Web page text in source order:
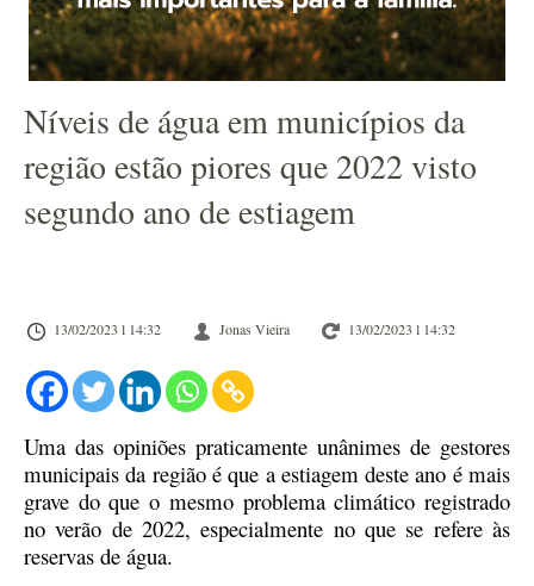
Níveis de água em municípios da
região estão piores que 2022 visto
segundo ano de estiagem
13/02/2023 l 14:32 Jonas Vieira 13/02/2023 l 14:32
Uma das opiniões praticamente unânimes de gestores
municipais da região é que a estiagem deste ano é mais
grave do que o mesmo problema climático registrado
no verão de 2022, especialmente no que se refere às
reservas de água.